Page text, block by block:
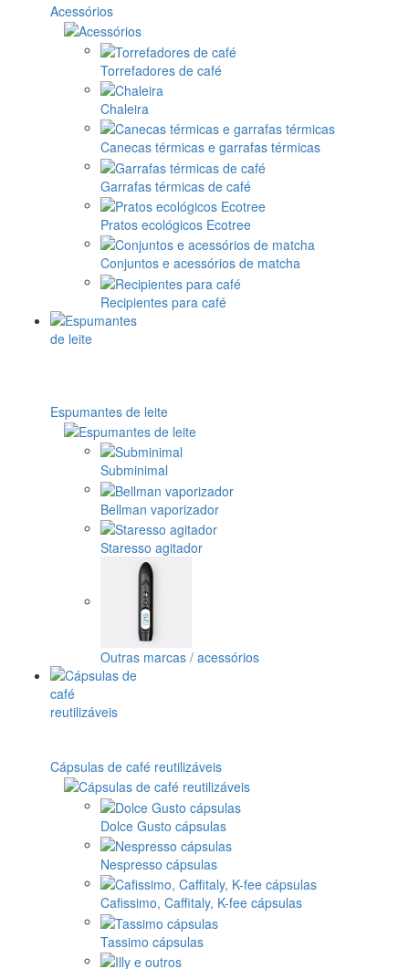
Acessórios
Torrefadores de café
Chaleira
Canecas térmicas e garrafas térmicas
Garrafas térmicas de café
Pratos ecológicos Ecotree
Conjuntos e acessórios de matcha
Recipientes para café
Espumantes de leite
Subminimal
Bellman vaporizador
Staresso agitador
Outras marcas / acessórios
Cápsulas de café reutilizáveis
Dolce Gusto cápsulas
Nespresso cápsulas
Cafissimo, Caffitaly, K-fee cápsulas
Tassimo cápsulas